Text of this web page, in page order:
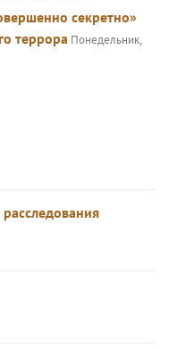
секретно»
террора Понедельник,